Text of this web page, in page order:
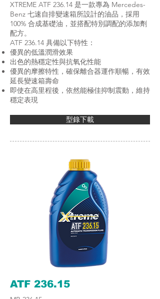
XTREME ATF 236.14 是一款專為 Mercedes-
Benz 七速自排變速箱所設計的油品，採用
100% 合成基礎油，並搭配特別調配的添加劑
配方。
ATF 236.14 具備以下特性：
優異的低溫潤滑效果
出色的熱穩定性與抗氧化性能
優異的摩擦特性，確保離合器運作順暢，有效
延長變速箱壽命
即使在高里程後，依然能極佳抑制震動，維持
穩定表現
型錄下載
ATF 236.15